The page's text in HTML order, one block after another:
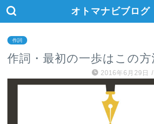
オトマナビブログ
作詞
作詞・最初の一歩はこの方
2016年6月29日 /